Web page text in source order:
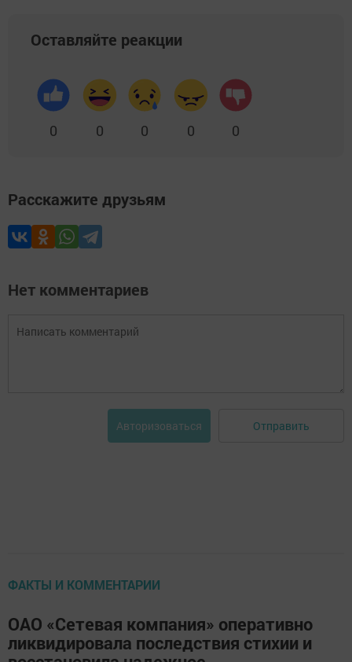
Оставляйте реакции
0 0 0 0 0
Расскажите друзьям
Нет комментариев
Авторизоваться Отправить
ФАКТЫ И КОММЕНТАРИИ
ОАО «Сетевая компания» оперативно
ликвидировала последствия стихии и